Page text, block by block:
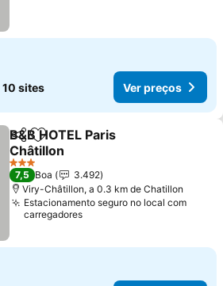
10 sites Ver preços
PartilharAdicionar aos favoritos
B&B HOTEL Paris
Châtillon
3 Estrelas
7,5 Boa
3.492
Viry-Châtillon, a 0.3 km de Chatillon
Estacionamento seguro no local com
carregadores